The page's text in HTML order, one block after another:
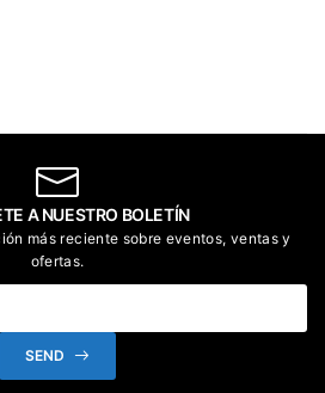
A NUESTRO BOLETÍN
más reciente sobre eventos, ventas y
ofertas.
SEND